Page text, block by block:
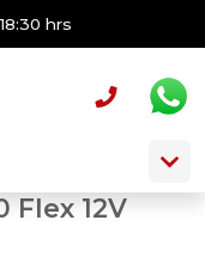
hrs
Flex 12V